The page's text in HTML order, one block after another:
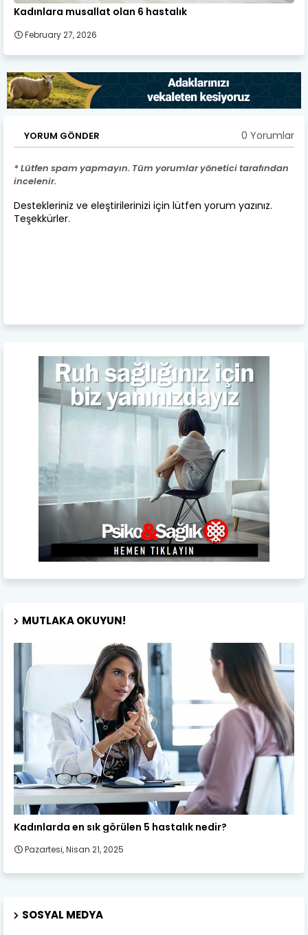
Kadınlara musallat olan 6 hastalık
February 27, 2026
YORUM GÖNDER 0 Yorumlar
* Lütfen spam yapmayın. Tüm yorumlar yönetici tarafından
incelenir.
Destekleriniz ve eleştirilerinizi için lütfen yorum yazınız.
Teşekkürler.
MUTLAKA OKUYUN!
Kadın Sağlığı
Kadınlarda en sık görülen 5 hastalık nedir?
Pazartesi, Nisan 21, 2025
SOSYAL MEDYA